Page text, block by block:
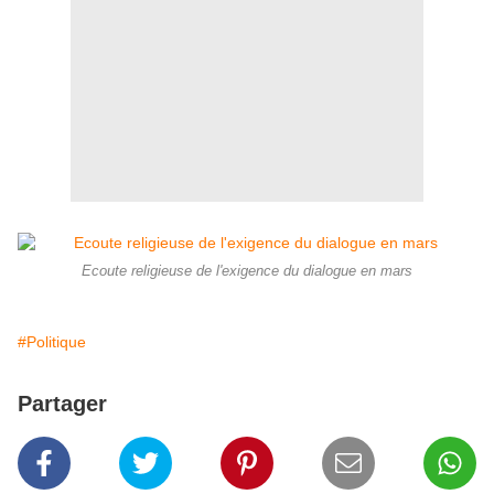
Ecoute religieuse de l'exigence du dialogue en mars
#Politique
Partager